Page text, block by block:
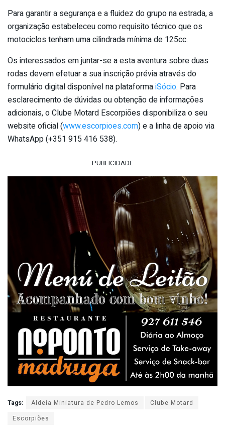
Para garantir a segurança e a fluidez do grupo na estrada, a
organização estabeleceu como requisito técnico que os
motociclos tenham uma cilindrada mínima de 125cc.
Os interessados em juntar-se a esta aventura sobre duas
rodas devem efetuar a sua inscrição prévia através do
formulário digital disponível na plataformaiSócio. Para
esclarecimento de dúvidas ou obtenção de informações
adicionais, o Clube Motard Escorpiões disponibiliza o seu
website oficial (www.escorpioes.com) e a linha de apoio via
WhatsApp (+351 915 416 538).
PUBLICIDADE
Tags: Aldeia Miniatura de Pedro Lemos
Clube Motard
Escorpiões